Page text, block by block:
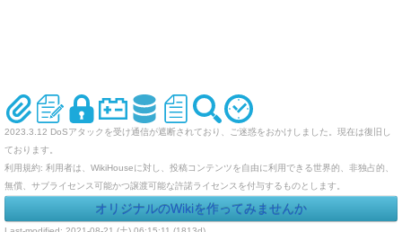
2023.3.12 DoSアタックを受け通信が遮断されており、ご迷惑をおかけしました。現在は復旧し
ております。
利用規約: 利用者は、WikiHouseに対し、投稿コンテンツを自由に利用できる世界的、非独占的、
無償、サブライセンス可能かつ譲渡可能な許諾ライセンスを付与するものとします。
オリジナルのWikiを作ってみませんか